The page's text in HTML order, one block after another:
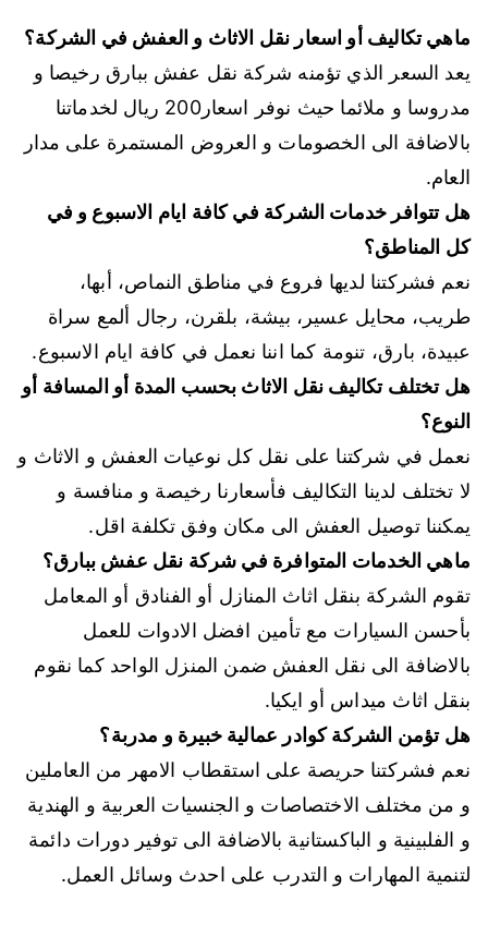
ماهي تكاليف أو اسعار نقل الاثاث و العفش في الشركة؟
يعد السعر الذي تؤمنه شركة نقل عفش ببارق رخيصا و
مدروسا و ملائما حيث نوفر اسعار200 ريال لخدماتنا
بالاضافة الى الخصومات و العروض المستمرة على مدار
العام.
هل تتوافر خدمات الشركة في كافة ايام الاسبوع و في
كل المناطق؟
نعم فشركتنا لديها فروع في مناطق النماص، أبها،
طريب، محايل عسير، بيشة، بلقرن، رجال ألمع سراة
عبيدة، بارق، تنومة كما اننا نعمل في كافة ايام الاسبوع.
هل تختلف تكاليف نقل الاثاث بحسب المدة أو المسافة أو
النوع؟
نعمل في شركتنا على نقل كل نوعيات العفش و الاثاث و
لا تختلف لدينا التكاليف فأسعارنا رخيصة و منافسة و
يمكننا توصيل العفش الى مكان وفق تكلفة اقل.
ماهي الخدمات المتوافرة في شركة نقل عفش ببارق؟
تقوم الشركة بنقل اثاث المنازل أو الفنادق أو المعامل
بأحسن السيارات مع تأمين افضل الادوات للعمل
بالاضافة الى نقل العفش ضمن المنزل الواحد كما نقوم
بنقل اثاث ميداس أو ايكيا.
هل تؤمن الشركة كوادر عمالية خبيرة و مدربة؟
نعم فشركتنا حريصة على استقطاب الامهر من العاملين
و من مختلف الاختصاصات و الجنسيات العربية و الهندية
و الفلبينية و الباكستانية بالاضافة الى توفير دورات دائمة
لتنمية المهارات و التدرب على احدث وسائل العمل.